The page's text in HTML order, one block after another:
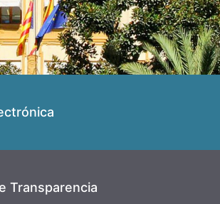
Transparencia